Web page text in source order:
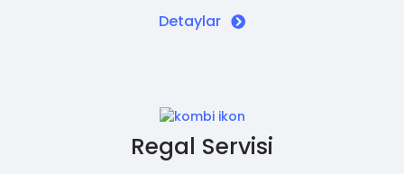
Detaylar
Regal Servisi